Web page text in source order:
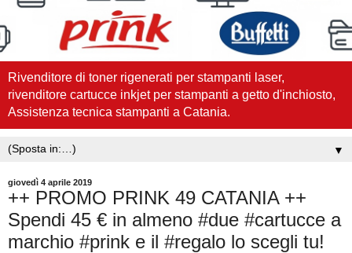
Rivenditore di toner rigenerati per stampanti laser,
rivenditore cartucce inkjet per stampanti a getto d'inchiosto,
Assistenza tecnica stampanti a Catania.
▼
giovedì 4 aprile 2019
++ PROMO PRINK 49 CATANIA ++
Spendi 45 € in almeno #due #cartucce a
marchio #prink e il #regalo lo scegli tu!